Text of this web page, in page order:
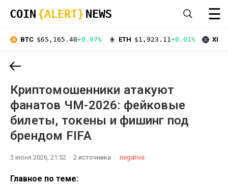
COIN {ALERT} NEWS ☰
BTC $65,165.40+0.07% ETH $1,923.11+0.01% XRP
Криптомошенники атакуют
фанатов ЧМ-2026: фейковые
билеты, токены и фишинг под
брендом FIFA
3 июня 2026, 21:52 2 источника negative
Главное по теме: